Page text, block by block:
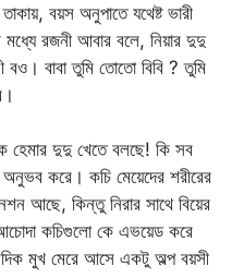
বয়স অনুপাতে যথেষ্ট ভারী
রজনী আবার বলে, নিয়ার দুদু
বাবা তুমি তোতো বিবি ? তুমি
দুদু খেতে বলছে! কি সব
করে। কচি মেয়েদের শরীরের
আছে, কিন্তু নিরার সাথে বিয়ের
কচিগুলো কে এভয়েড করে
মুখ মেরে আসে একটু অল্প বয়সী